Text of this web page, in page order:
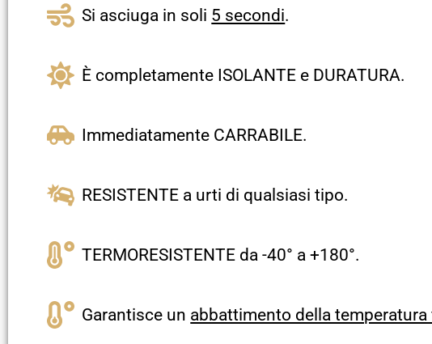
Si asciuga in soli 5 secondi.
È completamente ISOLANTE e DURATURA.
Immediatamente CARRABILE.
RESISTENTE a urti di qualsiasi tipo.
TERMORESISTENTE da -40° a +180°.
Garantisce un abbattimento della temperatura